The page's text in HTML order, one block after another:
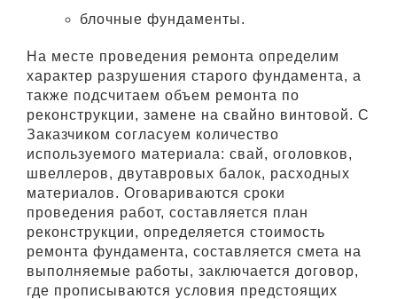
блочные фундаменты.
На месте проведения ремонта определим
характер разрушения старого фундамента, а
также подсчитаем объем ремонта по
реконструкции, замене на свайно винтовой. С
Заказчиком согласуем количество
используемого материала: свай, оголовков,
швеллеров, двутавровых балок, расходных
материалов. Оговариваются сроки
проведения работ, составляется план
реконструкции, определяется стоимость
ремонта фундамента, составляется смета на
выполняемые работы, заключается договор,
где прописываются условия предстоящих